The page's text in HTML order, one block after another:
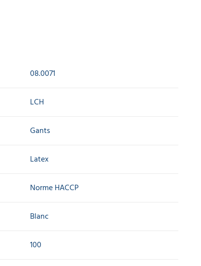
08.0071
LCH
Gants
Latex
Norme HACCP
Blanc
100